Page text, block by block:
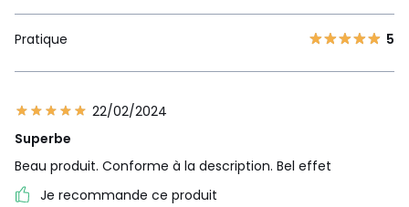
Pratique 5
22/02/2024
Superbe
Beau produit. Conforme à la description. Bel effet
Je recommande ce produit